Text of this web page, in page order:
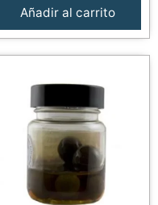
Añadir al carrito